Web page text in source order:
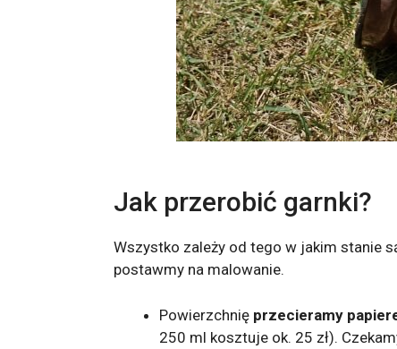
Jak przerobić garnki?
Wszystko zależy od tego w jakim stanie
postawmy na malowanie.
Powierzchnię przecieramy
250 ml kosztuje ok. 25 zł).